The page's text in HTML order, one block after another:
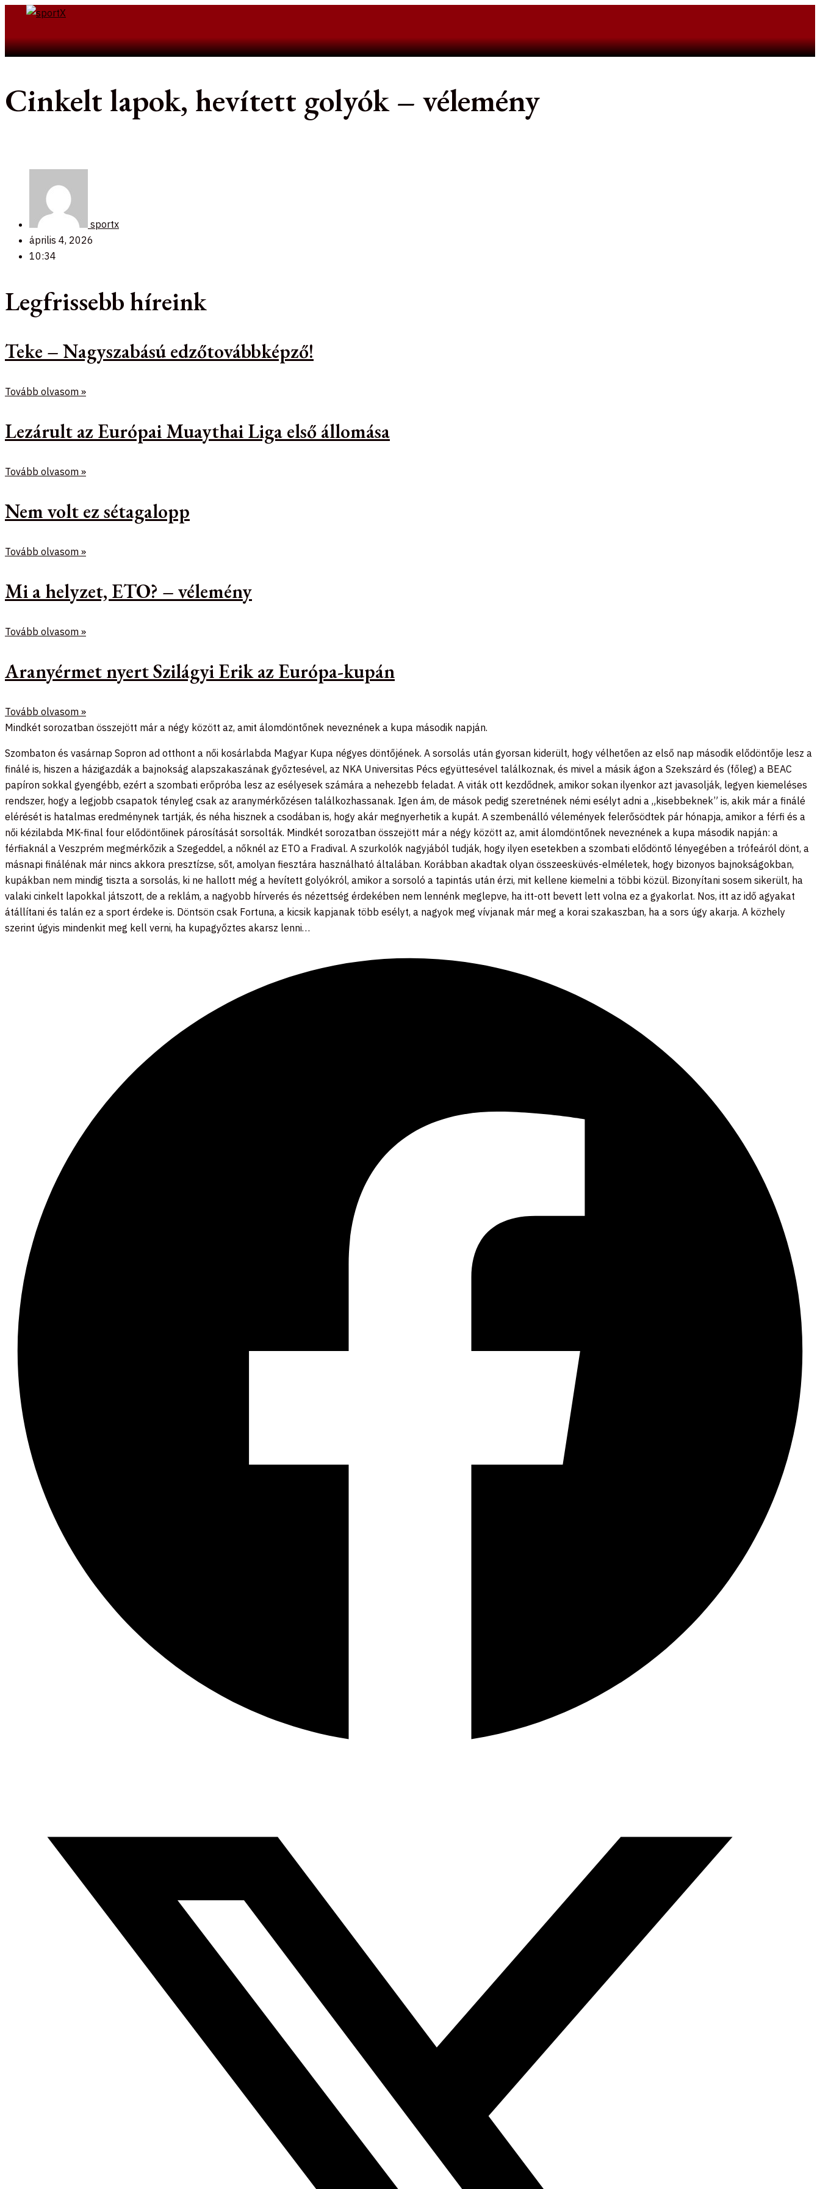
Skip
contentSearch
Cinkelt lapok, hevített golyók – vélemény
sportx
április 4, 2026
10:34
Legfrissebb híreink
Teke – Nagyszabású edzőtovábbképző!
Tovább olvasom »
Lezárult az Európai Muaythai Liga első állomása
Tovább olvasom »
Nem volt ez sétagalopp
Tovább olvasom »
Mi a helyzet, ETO? – vélemény
Tovább olvasom »
Aranyérmet nyert Szilágyi Erik az Európa-kupán
Tovább olvasom »
Mindkét sorozatban összejött már a négy között az, amit álomdöntőnek neveznének a kupa második napján.
Szombaton és vasárnap Sopron ad otthont a női kosárlabda Magyar Kupa négyes döntőjének. A sorsolás után gyorsan kiderült, hogy vélhetően az első nap második elődöntője lesz a
finálé is, hiszen a házigazdák a bajnokság alapszakaszának győztesével, az NKA Universitas Pécs együttesével találkoznak, és mivel a másik ágon a Szekszárd és (főleg) a BEAC
papíron sokkal gyengébb, ezért a szombati erőpróba lesz az esélyesek számára a nehezebb feladat. A viták ott kezdődnek, amikor sokan ilyenkor azt javasolják, legyen kiemeléses
rendszer, hogy a legjobb csapatok tényleg csak az aranymérkőzésen találkozhassanak. Igen ám, de mások pedig szeretnének némi esélyt adni a „kisebbeknek” is, akik már a finálé
elérését is hatalmas eredménynek tartják, és néha hisznek a csodában is, hogy akár megnyerhetik a kupát. A szembenálló vélemények felerősödtek pár hónapja, amikor a férfi és a
női kézilabda MK-final four elődöntőinek párosítását sorsolták. Mindkét sorozatban összejött már a négy között az, amit álomdöntőnek neveznének a kupa második napján: a
férfiaknál a Veszprém megmérkőzik a Szegeddel, a nőknél az ETO a Fradival. A szurkolók nagyjából tudják, hogy ilyen esetekben a szombati elődöntő lényegében a trófeáról dönt, a
másnapi finálénak már nincs akkora presztízse, sőt, amolyan fiesztára használható általában. Korábban akadtak olyan összeesküvés-elméletek, hogy bizonyos bajnokságokban,
kupákban nem mindig tiszta a sorsolás, ki ne hallott még a hevített golyókról, amikor a sorsoló a tapintás után érzi, mit kellene kiemelni a többi közül. Bizonyítani sosem sikerült, ha
valaki cinkelt lapokkal játszott, de a reklám, a nagyobb hírverés és nézettség érdekében nem lennénk meglepve, ha itt-ott bevett lett volna ez a gyakorlat. Nos, itt az idő agyakat
átállítani és talán ez a sport érdeke is. Döntsön csak Fortuna, a kicsik kapjanak több esélyt, a nagyok meg vívjanak már meg a korai szakaszban, ha a sors úgy akarja. A közhely
szerint úgyis mindenkit meg kell verni, ha kupagyőztes akarsz lenni…